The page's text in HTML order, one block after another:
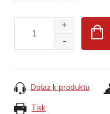
Tisk
Dotaz k produktu